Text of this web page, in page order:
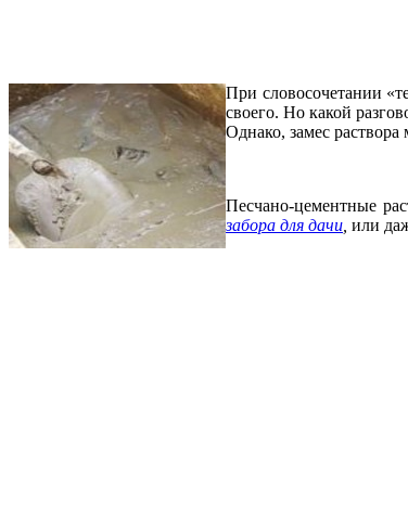
При словосочетании
своего. Но какой
Однако, замес
Песчано-цементные
забора для дачи или